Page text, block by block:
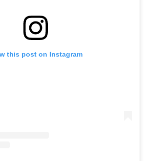
this post on Instagram